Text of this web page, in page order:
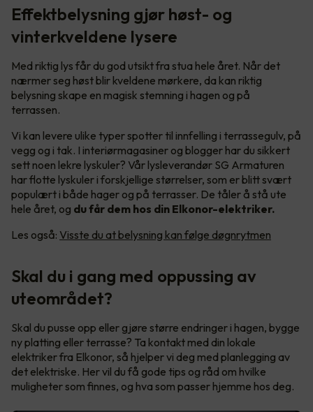
Effektbelysning gjør høst- og
vinterkveldene lysere
Med riktig lys får du god utsikt fra stua hele året. Når det
nærmer seg høst blir kveldene mørkere, da kan riktig
belysning skape en magisk stemning i hagen og på
terrassen.
Vi kan levere ulike typer spotter til innfelling i terrassegulv, på
vegg og i tak. I interiørmagasiner og blogger har du sikkert
sett noen lekre lyskuler? Vår lysleverandør SG Armaturen
har flotte lyskuler i forskjellige størrelser, som er blitt svært
populært i både hager og på terrasser. De tåler å stå ute
hele året, og du får dem hos din Elkonor-elektriker.
Les også: Visste du at belysning kan følge døgnrytmen
Skal du i gang med oppussing av
uteområdet?
Skal du pusse opp eller gjøre større endringer i hagen, bygge
ny platting eller terrasse? Ta kontakt med din lokale
elektriker fra Elkonor, så hjelper vi deg med planlegging av
det elektriske. Her vil du få gode tips og råd om hvilke
muligheter som finnes, og hva som passer hjemme hos deg.